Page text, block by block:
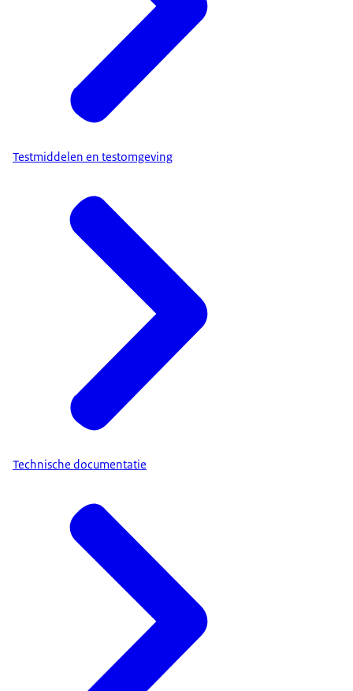
Testmiddelen en testomgeving
Technische documentatie